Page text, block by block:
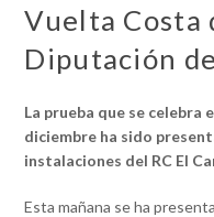
Vuelta Costa
Diputación
La prueba que se celebra
diciembre ha sido
instalaciones del RC El
Esta mañana se ha